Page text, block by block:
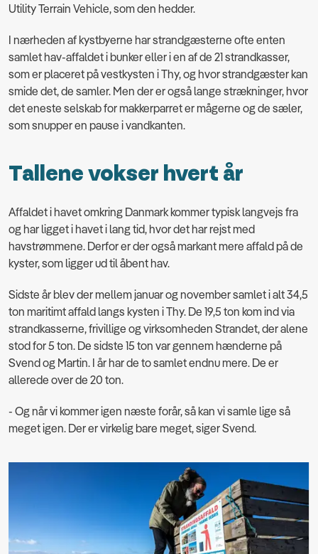
Utility Terrain Vehicle, som den hedder.
I nærheden af kystbyerne har strandgæsterne ofte enten
samlet hav-affaldet i bunker eller i en af de 21 strandkasser,
som er placeret på vestkysten i Thy, og hvor strandgæster kan
smide det, de samler. Men der er også lange strækninger, hvor
det eneste selskab for makkerparret er mågerne og de sæler,
som snupper en pause i vandkanten.
Tallene vokser hvert år
Affaldet i havet omkring Danmark kommer typisk langvejs fra
og har ligget i havet i lang tid, hvor det har rejst med
havstrømmene. Derfor er der også markant mere affald på de
kyster, som ligger ud til åbent hav.
Sidste år blev der mellem januar og november samlet i alt 34,5
ton maritimt affald langs kysten i Thy. De 19,5 ton kom ind via
strandkasserne, frivillige og virksomheden Strandet, der alene
stod for 5 ton. De sidste 15 ton var gennem hænderne på
Svend og Martin. I år har de to samlet endnu mere. De er
allerede over de 20 ton.
- Og når vi kommer igen næste forår, så kan vi samle lige så
meget igen. Der er virkelig bare meget, siger Svend.